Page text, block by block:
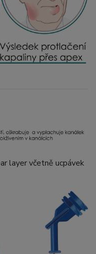
layer včetně ucpávek